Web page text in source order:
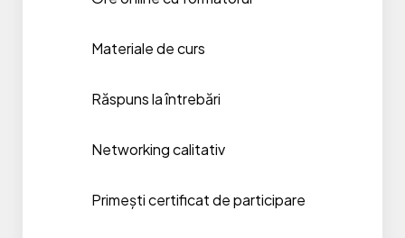
Materiale de curs
Răspuns la întrebări
Networking calitativ
Primești certificat de participare